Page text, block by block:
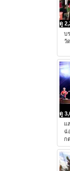
ดู
บ
วั
ดู
แ
ฉ่
ก